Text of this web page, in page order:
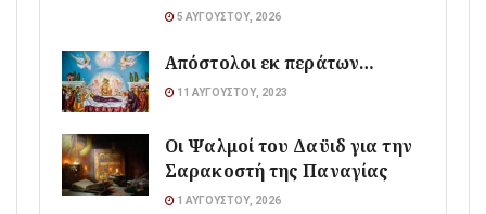
5 ΑΥΓΟΎΣΤΟΥ, 2026
Απόστολοι εκ περάτων…
11 ΑΥΓΟΎΣΤΟΥ, 2023
Οι Ψαλμοί του Δαϋιδ για την
Σαρακοστή της Παναγίας
1 ΑΥΓΟΎΣΤΟΥ, 2026